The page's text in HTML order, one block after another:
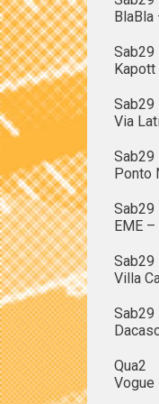
Via
Ponto
EME
Sab29
Villa
Qua2
Vogue